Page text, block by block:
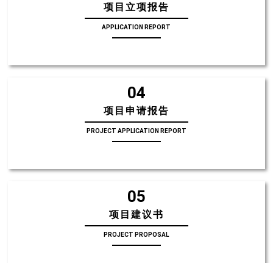
项目立项报告
APPLICATION REPORT
04
项目申请报告
PROJECT APPLICATION REPORT
05
项目建议书
PROJECT PROPOSAL